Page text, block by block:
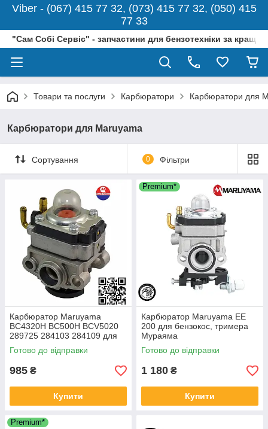
Viber - (067) 415 77 32, (073) 415 77 32, (050) 415
77 33
"Сам Собі Сервіс" - запчастини для бензотехніки за
Товари та послуги Карбюратори Карбюратори для
Карбюратори для Maruyama
Сортування 0 Фільтри
Карбюратор Maruyama
BC4320H BC500H BCV5020
289725 284103 284109 для
бензокос мотокос
бензотример Мураяма
Готово до відправки
985 ₴
Купити
Premium*
Карбюратор Maruyama EE
200 для бензокос, тримера
Мураяма
Готово до відправки
1 180 ₴
Купити
Premium*